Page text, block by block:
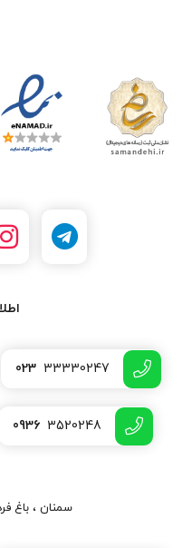
023 33330247
0936 3520248
سمنان ، باغ